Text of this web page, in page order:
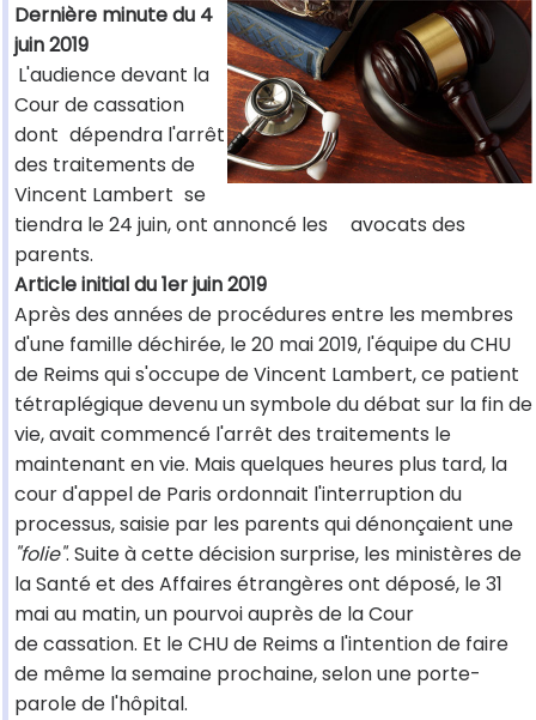
Dernière minute du 4
juin 2019
L'audience devant la
Cour de cassation
dont dépendra l'arrêt
des traitements de
Vincent Lambert se
tiendra le 24 juin, ont annoncé les
avocats des
parents.
Article initial du 1er juin 2019
Après des années de procédures entre les membres
d'une famille déchirée, le 20 mai 2019, l'équipe du CHU
de Reims qui s'occupe de Vincent Lambert, ce patient
tétraplégique devenu un symbole du débat sur la fin de
vie, avait commencé l'arrêt des traitements le
maintenant en vie. Mais quelques heures plus tard, la
cour d'appel de Paris ordonnait l'interruption du
processus, saisie par les parents qui dénonçaient une
"folie". Suite à cette décision surprise, les ministères de
la Santé et des Affaires étrangères ont déposé, le 31
mai au matin, un pourvoi auprès de la Cour
de cassation. Et le CHU de Reims a l'intention de faire
de même la semaine prochaine, selon une porte-
parole de l'hôpital.